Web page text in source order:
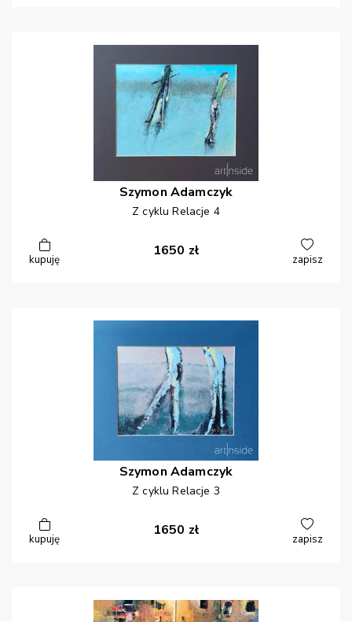
Szymon Adamczyk
Z cyklu Relacje 4
kupuję
1650 zł
zapisz
Szymon Adamczyk
Z cyklu Relacje 3
kupuję
1650 zł
zapisz